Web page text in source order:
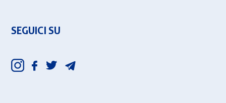
SEGUICI SU